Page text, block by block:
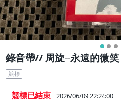
錄音帶// 周旋--永遠的微
競標
競標已結束 2026/06/09 22:24:00